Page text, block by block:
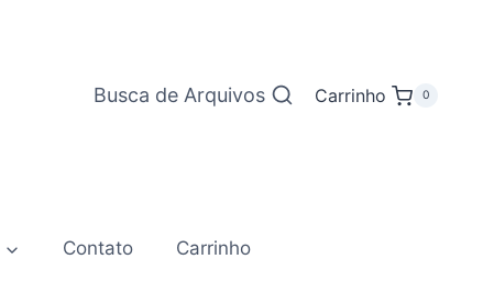
Busca de Arquivos Carrinho 0
Contato Carrinho